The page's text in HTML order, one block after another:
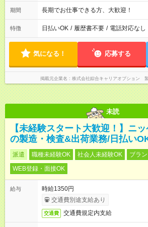
期間 長期でお仕事できる方、大歓迎！
特徴 日払いOK / 履歴書不要 / 電話対応なし
気になる！ 応募する
掲載元企業名 株式会社綜合キャリアオプション 製
未読
【未経験スタート大歓迎！】ニ
の製造・検査&出荷業務/日払い
派遣 職種未経験OK 社会人未経験OK
ブラ
WEB登録・面接OK
給与
時給1350円
交通費別途支給あり
交通費 交通費規定内支給